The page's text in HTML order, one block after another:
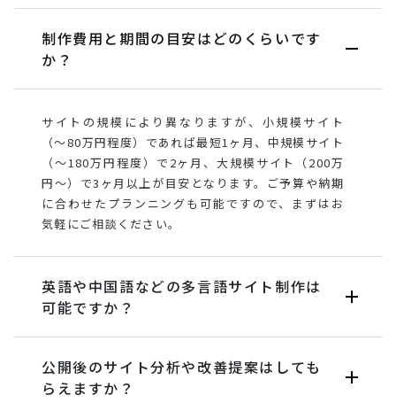
制作費用と期間の目安はどのくらいです
か？
サイトの規模により異なりますが、小規模サイト
（〜80万円程度）であれば最短1ヶ月、中規模サイト
（〜180万円程度）で2ヶ月、大規模サイト（200万
円〜）で3ヶ月以上が目安となります。ご予算や納期
に合わせたプランニングも可能ですので、まずはお
気軽にご相談ください。
英語や中国語などの多言語サイト制作は
可能ですか？
公開後のサイト分析や改善提案はしても
らえますか？